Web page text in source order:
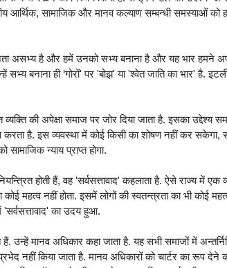
आर्थिक, सामाजिक और मानव कल्याण सम्बन्धी समस्याओं को
असभ्य है और हमें उनको सभ्य बनाना है और यह भार हमने
सभ्य बनाना ही ‘गोरों' पर 'बोझ' या 'श्वेत जाति का भार' है.
की अपेक्षा समाज पर जोर दिया जाता है. इसका उद्देश्य
करता है. इस व्यवस्था में कोई किसी का शोषण नहीं कर सकेगा,
सामाजिक न्याय प्राप्त होगा.
होती हैं, वह 'सर्वसत्तावाद' कहलाता है. ऐसे राज्य में एक
महत्व नहीं होता. इसमें लोगों की स्वतन्त्रता का भी कोई
का उदय हुआ.
उन्हें मानव अधिकार कहा जाता है. यह सभी समाजों में
नहीं किया जाता है. मानव अधिकारों को चार्टर का रूप देने